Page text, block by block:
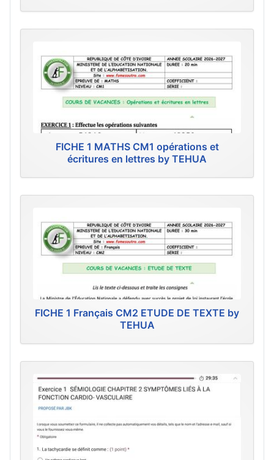
FICHE 1 MATHS CM1 opérations et
écritures en lettres by TEHUA
FICHE 1 Français CM2 ETUDE DE TEXTE by
TEHUA